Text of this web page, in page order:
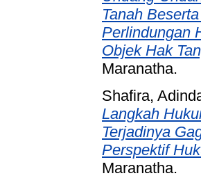
Tanah
Perlindungan
Objek Hak
Maranatha.
Shafira,
Langkah
Terjadinya
Perspektif
Maranatha.